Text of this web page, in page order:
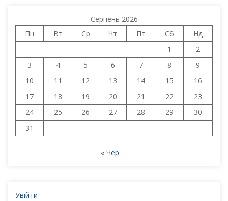
Серпень 2026
Пн
Вт Ср Чт Пт Сб
Нд
1
2
3
4 5 6 7 8
9
10
11 12 13 14 15
16
17
18 19 20 21 22
23
24
25 26 27 28 29
30
31
« Чер
Увійти